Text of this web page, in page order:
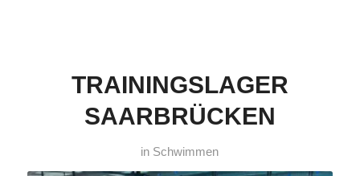
TRAININGSLAGER
SAARBRÜCKEN
in Schwimmen